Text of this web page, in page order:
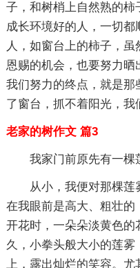
子，和树梢上自然熟的
成长环境好的人，一切
人，如窗台上的柿子，
恩赐的机会，也要努力
我们努力的终点，就是
了窗台，抓不着阳光，我
老家的树作文 篇3
我家门前原先有一棵
从小，我便对那棵
在我眼前是高大、粗壮的
开花时，一朵朵淡黄色
久，小拳头般大小的莲
上，露出灿烂的笑容。